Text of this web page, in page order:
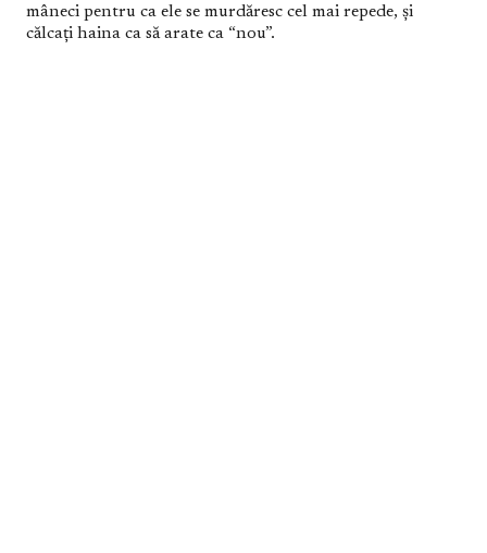
mâneci pentru ca ele se murdăresc cel mai repede, și
călcați haina ca să arate ca “nou”.